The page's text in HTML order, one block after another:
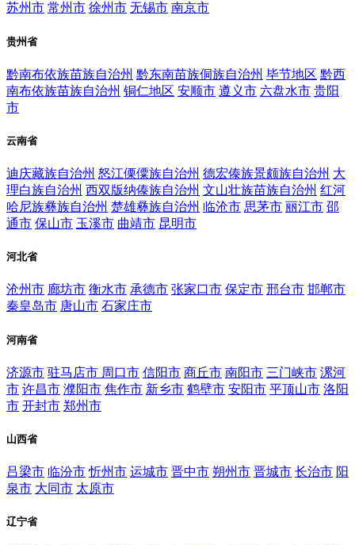
苏州市 常州市 徐州市 无锡市 南京市
贵州省
黔南布依族苗族自治州 黔东南苗族侗族自治州 毕节地区 黔西
南布依族苗族自治州 铜仁地区 安顺市 遵义市 六盘水市 贵阳
市
云南省
迪庆藏族自治州 怒江傈僳族自治州 德宏傣族景颇族自治州 大
理白族自治州 西双版纳傣族自治州 文山壮族苗族自治州 红河
哈尼族彝族自治州 楚雄彝族自治州 临沧市 思茅市 丽江市 邵
通市 保山市 玉溪市 曲靖市 昆明市
河北省
沧州市 廊坊市 衡水市 承德市 张家口市 保定市 邢台市 邯郸市
秦皇岛市 唐山市 石家庄市
河南省
济源市 驻马店市 周口市 信阳市 商丘市 南阳市 三门峡市 漯河
市 许昌市 濮阳市 焦作市 新乡市 鹤壁市 安阳市 平顶山市 洛阳
市 开封市 郑州市
山西省
吕梁市 临汾市 忻州市 运城市 晋中市 朔州市 晋城市 长治市 阳
泉市 大同市 太原市
辽宁省